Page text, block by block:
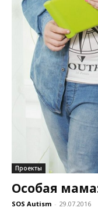
Проекты
Особая
SOS Autism - 29.07.2016